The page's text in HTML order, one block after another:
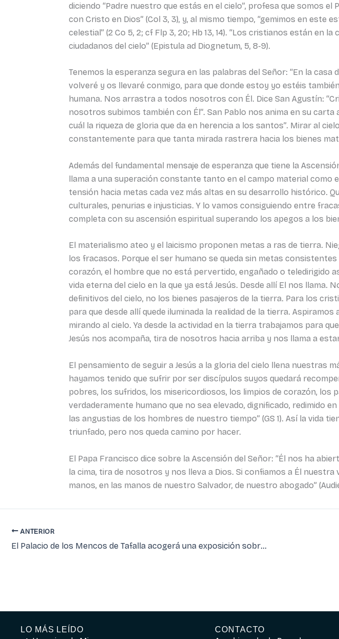
diciendo “Padre nuestro que estás en el cielo”, profesa que somos el
con Cristo en Dios” (Col 3, 3), y, al mismo tiempo, “gemimos en
celestial” (2 Co 5, 2; cf Flp 3, 20; Hb 13, 14). “Los cristianos están en
ciudadanos del cielo” (Epistula ad Diognetum, 5, 8-9).
Tenemos la esperanza segura en las palabras del Señor: “En la
volveré y os llevaré conmigo, para que donde estoy yo estéis
humana. Nos arrastra a todos nosotros con Él. Dice San Agustín:
nosotros subimos también con Él”. San Pablo nos anima en su carta
cuál la riqueza de gloria que da en herencia a los santos”. Mirar al
constantemente para que tanta mirada rastrera hacia los bienes
Además del fundamental mensaje de esperanza que tiene la
llama a una superación constante tanto en el campo material como
tensión hacia metas cada vez más altas en su desarrollo histórico.
culturales, penurias e injusticias. Y lo vamos consiguiendo entre
completa con su ascensión espiritual superando los apegos a los
El materialismo ateo y el laicismo proponen metas a ras de tierra.
los fracasos. Porque el ser humano se queda sin metas
corazón, el hombre que no está pervertido, engañado o teledirigido
vida eterna del cielo en la que ya está Jesús. Desde allí El nos
definitivos del cielo, no los bienes pasajeros de la tierra. Para los
para que desde allí quede iluminada la realidad de la tierra.
mirando al cielo. Ya desde la actividad en la tierra trabajamos para
Jesús nos acompaña, tira de nosotros hacia arriba y nos llama a
El pensamiento de seguir a Jesús a la gloria del cielo llena nuestras
hayamos tenido que sufrir por ser discípulos suyos quedará
pobres, los sufridos, los misericordiosos, los limpios de corazón,
verdaderamente humano que no sea elevado, dignificado, redimido
las angustias de los hombres de nuestro tiempo” (GS 1). Así la vida
triunfado, pero nos queda camino por hacer.
El Papa Francisco dice sobre la Ascensión del Señor: “Él nos ha
la cima, tira de nosotros y nos lleva a Dios. Si confiamos a Él
manos, en las manos de nuestro Salvador, de nuestro abogado”
ANTERIOR
El Palacio de los Mencos de Tafalla acogerá una exposición sobre las Javieradas
LO MÁS LEÍDO CONTACTO